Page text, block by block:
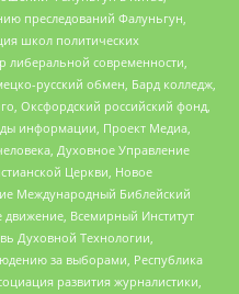
преследований Фалуньгун,
школ политических
либеральной современности,
русский обмен, Бард колледж,
Оксфордский российский фонд,
информации, Проект Медиа,
Духовное Управление
Церкви, Новое
Международный Библейский
Всемирный Институт
Духовной Технологии,
за выборами, Республика
развития журналистики,